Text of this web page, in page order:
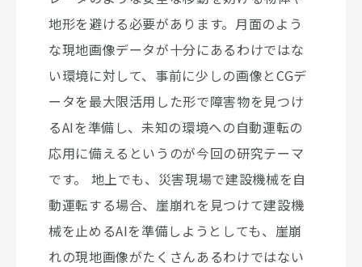
地形を避ける必要があります。月面のよう
な現地画像データが十分にあるわけではな
い環境に対して、事前に少しの画像とCGデ
ータを最大限活用した形で障害物を見つけ
るAIを準備し、未知の環境への自動運転の
応用に備えるというのが今回の研究テーマ
です。 地上でも、災害現場で建設機械を自
動運転する場合、崖崩れを見つけて建設機
械を止めるAIを準備しようとしても、崖崩
れの現地画像がたくさんあるわけではない